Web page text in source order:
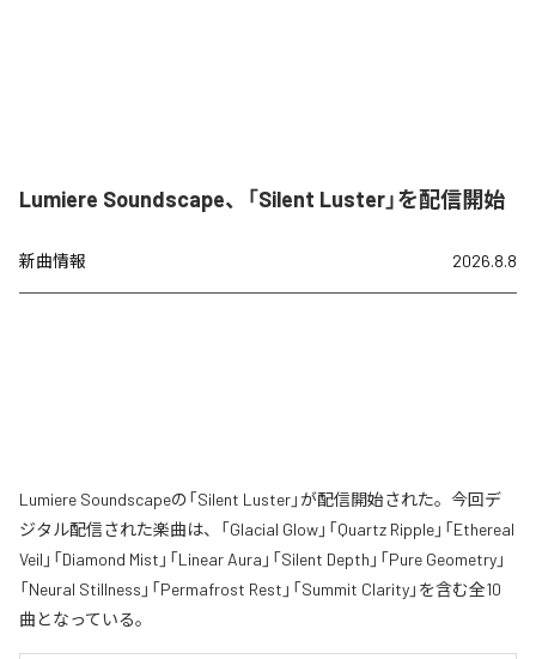
Lumiere Soundscape、「Silent Luster」を配信開始
新曲情報 2026.8.8
Lumiere Soundscapeの「Silent Luster」が配信開始された。今回デ
ジタル配信された楽曲は、「Glacial Glow」「Quartz Ripple」「Ethereal
Veil」「Diamond Mist」「Linear Aura」「Silent Depth」「Pure Geometry」
「Neural Stillness」「Permafrost Rest」「Summit Clarity」を含む全10
曲となっている。